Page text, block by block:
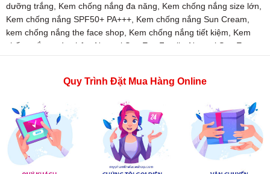
dưỡng trắng
Kem chống nắng đa năng Kem chống nắng size lớn
Kem chống nắng SPF50+ PA+++ Kem chống nắng Sun Cream
kem chống nắng the face shop Kem chống nắng tiết kiệm
Kem
chống nắng toàn thân
Natural Sun Eco Family
Natural Sun Eco
Natural Sun Eco Family đa năng,Natural Sun Eco Family size lớn
Sun Cream
Natural Sun Eco Family The Face Shop,Natural Sun
Eco Family tiết kiệm
Natural Sun Eco Family toàn thân,size lớn,
SPF50 PA,Sun Cream the face shop,tiết kiệm toàn thân
Quy Trình Đặt Mua Hàng Online